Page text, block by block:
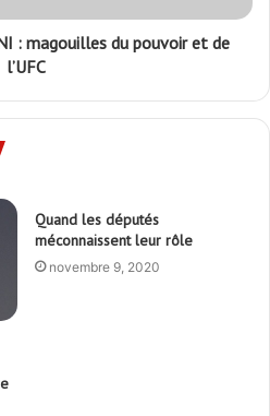
: magouilles du pouvoir et de
l’UFC
Quand les députés
méconnaissent leur rôle
novembre 9, 2020